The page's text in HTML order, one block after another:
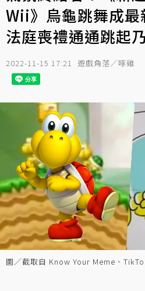
Wii》烏龜跳舞成最
法庭喪禮通通跳起乃
2022-11-15 17:21 遊戲角落／啄雞
圖／截取自 Know Your Meme、